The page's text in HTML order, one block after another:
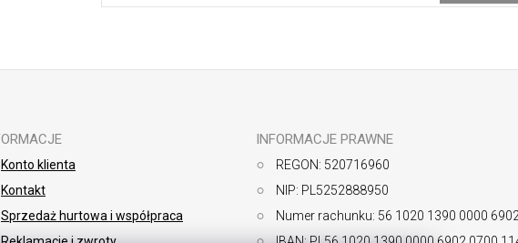
Konto klienta
Kontakt
Sprzedaż hurtowa i współpraca
INFORMACJE PRAWNE
REGON: 520716960
NIP: PL5252888950
Numer rachunku: 56 1020 1390 0000